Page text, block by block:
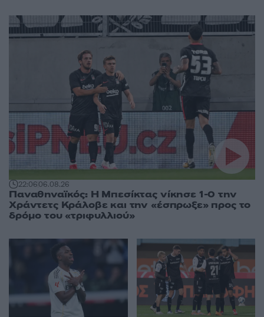
22:0606.08.26
Παναθηναϊκός: Η Μπεσίκτας νίκησε 1-0 την
Χράντετς Κράλοβε και την «έσπρωξε» προς το
δρόμο του «τριφυλλιού»